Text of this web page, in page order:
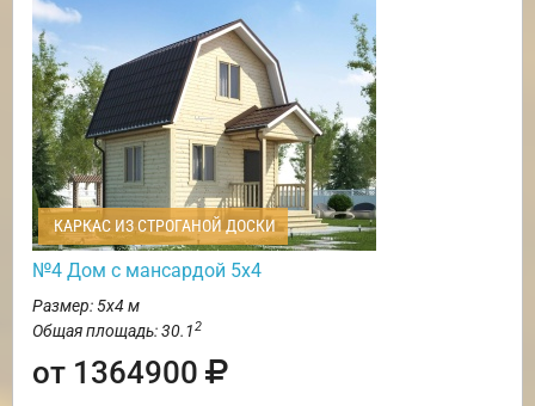
КАРКАС ИЗ СТРОГАНОЙ ДОСКИ
№4 Дом с мансардой 5х4
Размер: 5х4 м
Общая площадь: 30.12
от 1364900